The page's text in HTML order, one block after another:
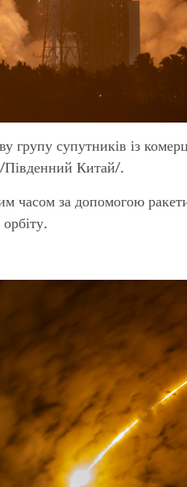
групу супутників із
/Південний Китай/.
часом за допомогою